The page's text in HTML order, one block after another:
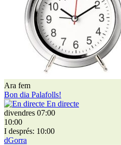
Ara fem
Bon dia Palafolls!
En directe
divendres 07:00
10:00
I després: 10:00
dGorra